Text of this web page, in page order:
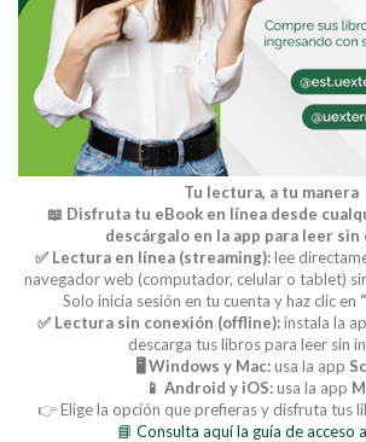
Tu lectura, a tu manera
📖 Disfruta tu eBook en línea desde
descárgalo en la app para leer sin
✅ Lectura en línea (streaming):lee
navegador web (computador, celular o tablet)
Solo inicia sesión en tu cuenta y haz clic en
✅ Lectura sin conexión (offline):instala la
descarga tus libros para leer sin
🖥️ Windows y Mac:usa la app
📱 Android y iOS:usa la app
👉 Elige la opción que prefieras y disfruta tus
📘 Consulta aquí la guía de acceso